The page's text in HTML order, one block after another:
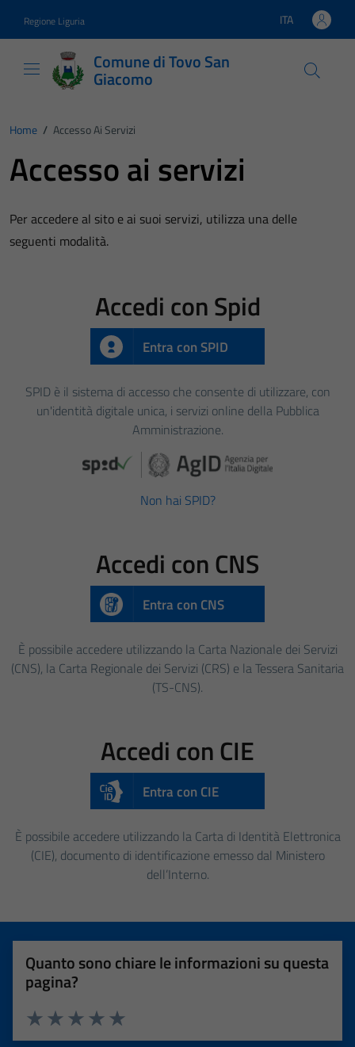
Regione Liguria Lingua attiva:
ITA
Comune di Tovo San
Giacomo
Home / Accesso Ai Servizi
Accesso ai servizi
Per accedere al sito e ai suoi servizi, utilizza una delle
seguenti modalità.
Accedi con Spid
Entra con SPID
SPID è il sistema di accesso che consente di utilizzare, con
un'identità digitale unica, i servizi online della Pubblica
Amministrazione.
Non hai SPID?
Accedi con CNS
Entra con CNS
È possibile accedere utilizzando la Carta Nazionale dei Servizi
(CNS), la Carta Regionale dei Servizi (CRS) e la Tessera Sanitaria
(TS-CNS).
Accedi con CIE
Entra con CIE
È possibile accedere utilizzando la Carta di Identità Elettronica
(CIE), documento di identificazione emesso dal Ministero
dell’Interno.
Quanto sono chiare le informazioni su questa
pagina?
Valuta 5 stelle su 5
Valuta 4 stelle su 5
Valuta 3 stelle su 5
Valuta 2 stelle su 5
Valuta 1 stelle su 5